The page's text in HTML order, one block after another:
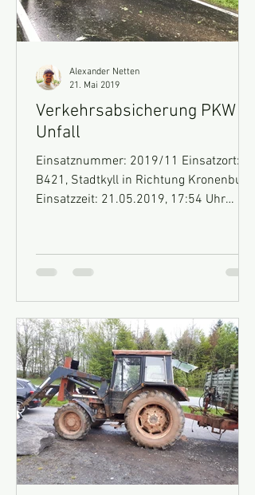
Verkehrsabsicherung PKW
Unfall
Einsatznummer: 2019/11 Einsatzort:
B421, Stadtkyll in Richtung Kronenburg
Einsatzzeit: 21.05.2019, 17:54 Uhr
Alexander Netten
21. Mai 2019